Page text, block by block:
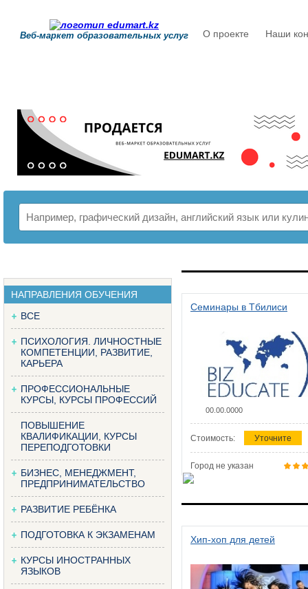
Веб-маркет образовательных услуг О проекте Наши
НАПРАВЛЕНИЯ ОБУЧЕНИЯ
ВСЕ
ПСИХОЛОГИЯ. ЛИЧНОСТНЫЕ
КОМПЕТЕНЦИИ, РАЗВИТИЕ,
КАРЬЕРА
ПРОФЕССИОНАЛЬНЫЕ
КУРСЫ, КУРСЫ ПРОФЕССИЙ
ПОВЫШЕНИЕ
КВАЛИФИКАЦИИ, КУРСЫ
ПЕРЕПОДГОТОВКИ
БИЗНЕС, МЕНЕДЖМЕНТ,
ПРЕДПРИНИМАТЕЛЬСТВО
РАЗВИТИЕ РЕБЁНКА
ПОДГОТОВКА К ЭКЗАМЕНАМ
КУРСЫ ИНОСТРАННЫХ
ЯЗЫКОВ
Семинары в Тбилиси
00.00.0000
Стоимость: Уточните
Город не указан
Хип-хоп для детей